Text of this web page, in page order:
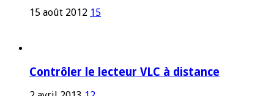
15 août 2012 15
Contrôler le lecteur VLC à distance